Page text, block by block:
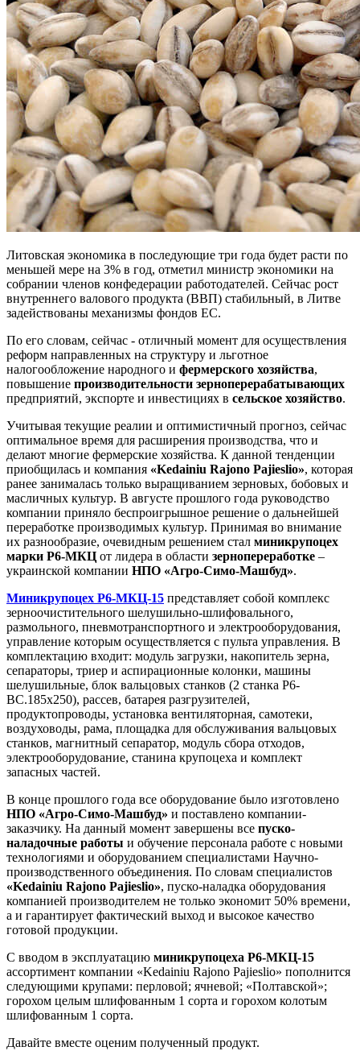
Литовская экономика в последующие три года будет расти по
меньшей мере на 3% в год, отметил министр экономики на
собрании членов конфедерации работодателей. Сейчас рост
внутреннего валового продукта (ВВП) стабильный, в Литве
задействованы механизмы фондов ЕС.
По его словам, сейчас - отличный момент для осуществления
реформ направленных на структуру и льготное
налогообложение народного и фермерского хозяйства,
повышение производительности зерноперерабатывающих
предприятий, экспорте и инвестициях в сельское хозяйство.
Учитывая текущие реалии и оптимистичный прогноз, сейчас
оптимальное время для расширения производства, что и
делают многие фермерские хозяйства. К данной тенденции
приобщилась и компания «Kedainiu Rajono Pajieslio», которая
ранее занималась только выращиванием зерновых, бобовых и
масличных культур. В августе прошлого года руководство
компании приняло беспроигрышное решение о дальнейшей
переработке производимых культур. Принимая во внимание
их разнообразие, очевидным решением стал миникрупоцех
марки Р6-МКЦ от лидера в области зернопереработке –
украинской компании НПО «Агро-Симо-Машбуд».
Миникрупоцех Р6-МКЦ-15 представляет собой комплекс
зерноочистительного шелушильно-шлифовального,
размольного, пневмотранспортного и электрооборудования,
управление которым осуществляется с пульта управления. В
комплектацию входит: модуль загрузки, накопитель зерна,
сепараторы, триер и аспирационные колонки, машины
шелушильные, блок вальцовых станков (2 станка Р6-
ВС.185х250), рассев, батарея разгрузителей,
продуктопроводы, установка вентиляторная, самотеки,
воздуховоды, рама, площадка для обслуживания вальцовых
станков, магнитный сепаратор, модуль сбора отходов,
электрооборудование, станина крупоцеха и комплект
запасных частей.
В конце прошлого года все оборудование было изготовлено
НПО «Агро-Симо-Машбуд» и поставлено компании-
заказчику. На данный момент завершены все пуско-
наладочные работы и обучение персонала работе с новыми
технологиями и оборудованием специалистами Научно-
производственного объединения. По словам специалистов
«Kedainiu Rajono Pajieslio», пуско-наладка оборудования
компанией производителем не только экономит 50% времени,
а и гарантирует фактический выход и высокое качество
готовой продукции.
С вводом в эксплуатацию миникрупоцеха Р6-МКЦ-15
ассортимент компании «Kedainiu Rajono Pajieslio» пополнится
следующими крупами: перловой; ячневой; «Полтавской»;
горохом целым шлифованным 1 сорта и горохом колотым
шлифованным 1 сорта.
Давайте вместе оценим полученный продукт.